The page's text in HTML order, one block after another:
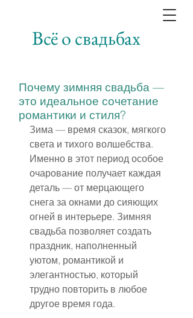
Всё о свадьбах
Почему зимняя свадьба —
это идеальное сочетание
романтики и стиля?
Зима — время сказок, мягкого
света и тихого волшебства.
Именно в этот период особое
очарование получает каждая
деталь — от мерцающего
снега за окнами до сияющих
огней в интерьере. Зимняя
свадьба позволяет создать
праздник, наполненный
уютом, романтикой и
элегантностью, который
трудно повторить в любое
другое время года.